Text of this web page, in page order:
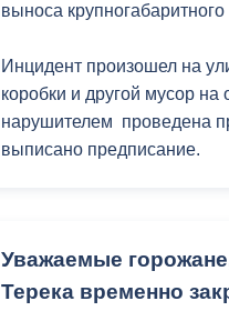
выноса
Инцидент произошел на
коробки и другой мусор на
нарушителем проведена
выписано предписание.
15 тысяч рублей для
юридических.
Уважаемые
Терека временно